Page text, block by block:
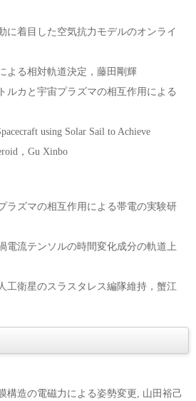
に着目した空気抗力モデルのオンライ
よる相対軌道決定，藤田剛輝
ルカと宇宙プラズマの相互作用による
using Solar Sail to Achieve
，Gu Xinbo
ラズマの相互作用による帯電の実験研
電流テンソルの時間変化成分の軌道上
工衛星のスラスタレス編隊維持，蟹江
構造の電磁力による姿勢変更, 山田裕己